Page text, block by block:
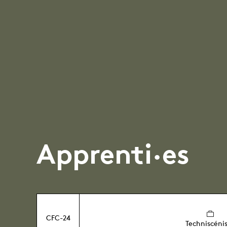
Apprenti·es
CFC-24